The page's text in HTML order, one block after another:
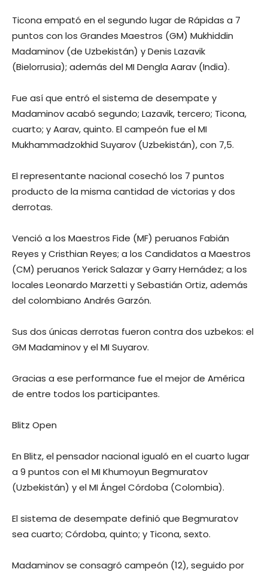
Ticona empató en el segundo lugar de Rápidas a 7
puntos con los Grandes Maestros (GM) Mukhiddin
Madaminov (de Uzbekistán) y Denis Lazavik
(Bielorrusia); además del MI Dengla Aarav (India).
Fue así que entró el sistema de desempate y
Madaminov acabó segundo; Lazavik, tercero; Ticona,
cuarto; y Aarav, quinto. El campeón fue el MI
Mukhammadzokhid Suyarov (Uzbekistán), con 7,5.
El representante nacional cosechó los 7 puntos
producto de la misma cantidad de victorias y dos
derrotas.
Venció a los Maestros Fide (MF) peruanos Fabián
Reyes y Cristhian Reyes; a los Candidatos a Maestros
(CM) peruanos Yerick Salazar y Garry Hernádez; a los
locales Leonardo Marzetti y Sebastián Ortiz, además
del colombiano Andrés Garzón.
Sus dos únicas derrotas fueron contra dos uzbekos: el
GM Madaminov y el MI Suyarov.
Gracias a ese performance fue el mejor de América
de entre todos los participantes.
Blitz Open
En Blitz, el pensador nacional igualó en el cuarto lugar
a 9 puntos con el MI Khumoyun Begmuratov
(Uzbekistán) y el MI Ángel Córdoba (Colombia).
El sistema de desempate definió que Begmuratov
sea cuarto; Córdoba, quinto; y Ticona, sexto.
Madaminov se consagró campeón (12), seguido por